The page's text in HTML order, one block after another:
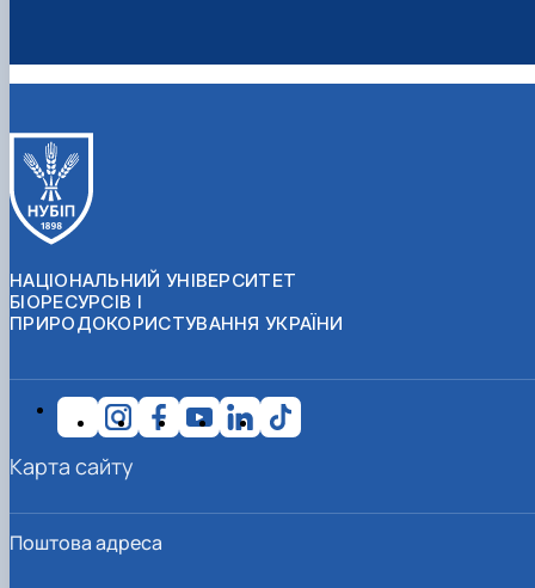
НАЦІОНАЛЬНИЙ УНІВЕРСИТЕТ
БІОРЕСУРСІВ І
ПРИРОДОКОРИСТУВАННЯ УКРАЇНИ
Поштова адреса
Карта сайту